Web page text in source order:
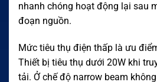
nhanh chóng hoạt động lại sau
đoạn nguồn.
Mức tiêu thụ điện thấp là ưu
Thiết bị tiêu thụ dưới 20W khi
tải. Ở chế độ narrow beam